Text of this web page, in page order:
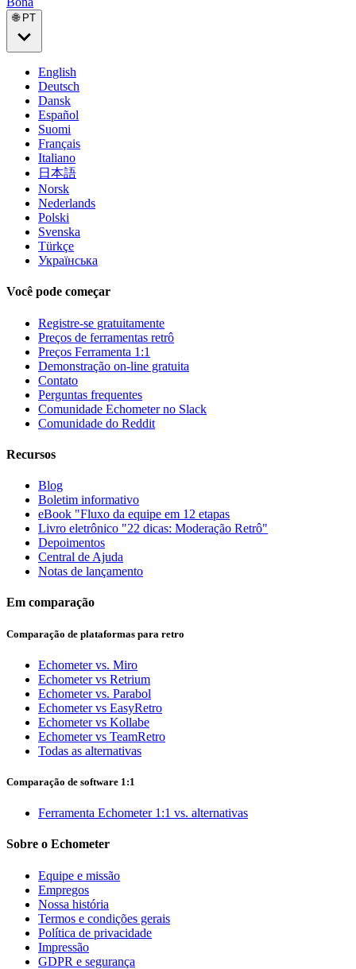
🌐 PT
English
Deutsch
Dansk
Español
Suomi
Français
Italiano
日本語
Norsk
Nederlands
Polski
Svenska
Türkçe
Українська
Você pode começar
Registre-se gratuitamente
Preços de ferramentas retrô
Preços Ferramenta 1:1
Demonstração on-line gratuita
Contato
Perguntas frequentes
Comunidade Echometer no Slack
Comunidade do Reddit
Recursos
Blog
Boletim informativo
eBook "Fluxo da equipe em 12 etapas
Livro eletrônico "22 dicas: Moderação Retrô"
Depoimentos
Central de Ajuda
Notas de lançamento
Em comparação
Comparação de plataformas para retro
Echometer vs. Miro
Echometer vs Retrium
Echometer vs. Parabol
Echometer vs EasyRetro
Echometer vs Kollabe
Echometer vs TeamRetro
Todas as alternativas
Comparação de software 1:1
Ferramenta Echometer 1:1 vs. alternativas
Sobre o Echometer
Equipe e missão
Empregos
Nossa história
Termos e condições gerais
Política de privacidade
Impressão
GDPR e segurança